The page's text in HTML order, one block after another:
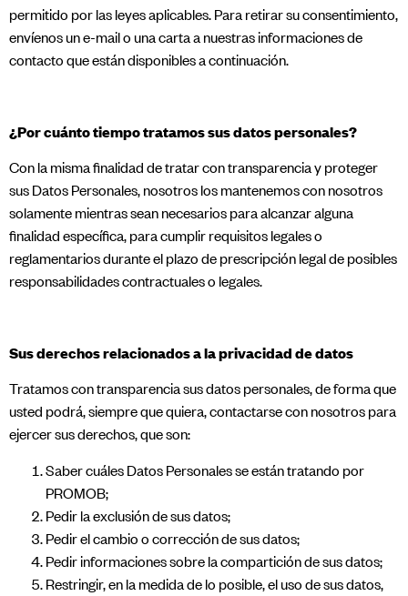
permitido por las leyes aplicables. Para retirar su consentimiento,
envíenos un e-mail o una carta a nuestras informaciones de
contacto que están disponibles a continuación.
¿Por cuánto tiempo tratamos sus datos personales?
Con la misma finalidad de tratar con transparencia y proteger
sus Datos Personales, nosotros los mantenemos con nosotros
solamente mientras sean necesarios para alcanzar alguna
finalidad específica, para cumplir requisitos legales o
reglamentarios durante el plazo de prescripción legal de posibles
responsabilidades contractuales o legales.
Sus derechos relacionados a la privacidad de datos
Tratamos con transparencia sus datos personales, de forma que
usted podrá, siempre que quiera, contactarse con nosotros para
ejercer sus derechos, que son:
Saber cuáles Datos Personales se están tratando por
PROMOB;
Pedir la exclusión de sus datos;
Pedir el cambio o corrección de sus datos;
Pedir informaciones sobre la compartición de sus datos;
Restringir, en la medida de lo posible, el uso de sus datos,